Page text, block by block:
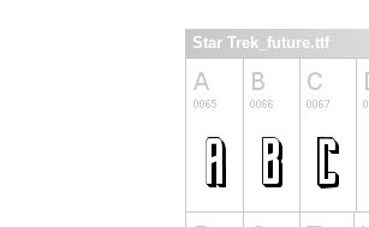
Star Trek_future.ttf